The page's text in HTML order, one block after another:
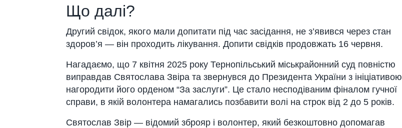
Що далі?
Другий свідок, якого мали допитати під час засідання, не з’явився через стан
здоров’я — він проходить лікування. Допити свідків продовжать 16 червня.
Нагадаємо, що 7 квітня 2025 року Тернопільський міськрайонний суд повністю
виправдав Святослава Звіра та звернувся до Президента України з ініціативою
нагородити його орденом “За заслуги”. Це стало несподіваним фіналом гучної
справи, в якій волонтера намагались позбавити волі на строк від 2 до 5 років.
Святослав Звір — відомий зброяр і волонтер, який безкоштовно допомагав